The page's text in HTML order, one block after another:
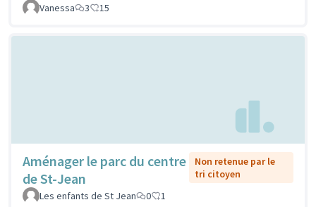
Vanessa
3 15
Aménager le parc du centre
de St-Jean
Non retenue par le
tri citoyen
Les enfants de St Jean
0 1